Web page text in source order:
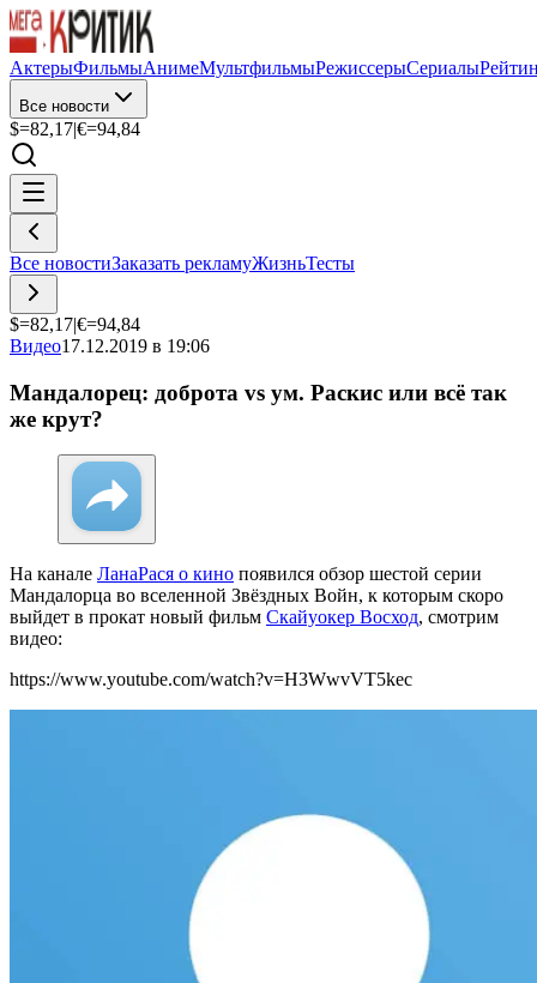
АктерыФильмыАнимеМультфильмыРежиссерыСериалы
Все новости
$=82,17|€=94,84
Все новостиЗаказать рекламуЖизньТесты
$=82,17|€=94,84
Видео17.12.2019 в 19:06
Мандалорец: доброта vs ум. Раскис или всё так
же крут?
На канале ЛанаРася о кино появился обзор шестой серии
Мандалорца во вселенной Звёздных Войн, к которым скоро
выйдет в прокат новый фильм Скайуокер Восход, смотрим
видео:
https://www.youtube.com/watch?v=H3WwvVT5kec